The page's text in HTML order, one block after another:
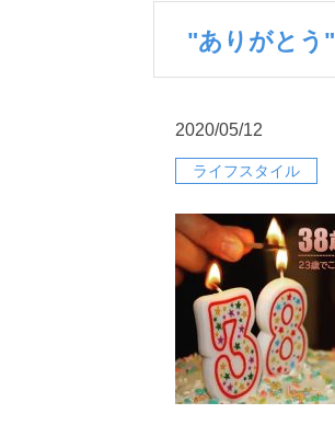
"ありがとう"
2020/05/12
ライフスタイル